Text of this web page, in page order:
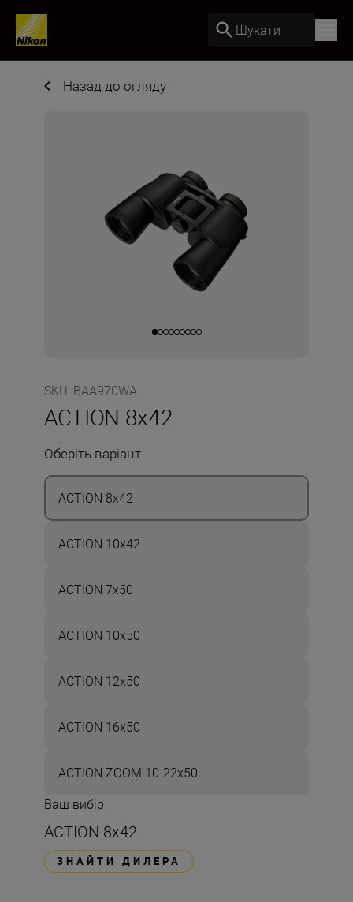
Шукати
Назад до огляду
SKU: BAA970WA
ACTION 8x42
Оберіть варіант
ACTION 8x42
ACTION 10x42
ACTION 7x50
ACTION 10x50
ACTION 12x50
ACTION 16x50
ACTION ZOOM 10-22x50
Ваш вибір
ACTION 8x42
ЗНАЙТИ ДИЛЕРА